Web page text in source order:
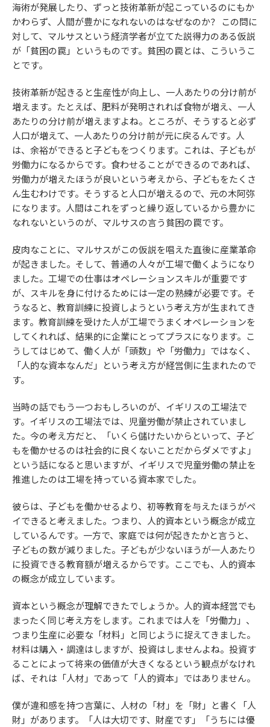
海術が発展したり、ずっと技術革新が起こっているのにもか
かわらず、人間が豊かになれないのはなぜなのか？ この問に
対して、マルサスという経済学者が立てた説得力のある仮説
が「貧困の罠」というものです。貧困の罠とは、こういうこ
とです。
技術革新が起きると生産性が向上し、一人あたりの分け前が
増えます。たとえば、肥料が発明されれば食物が増え、一人
あたりの分け前が増えますよね。ところが、そうすると必ず
人口が増えて、一人あたりの分け前が元に戻るんです。人
は、余裕ができると子どもをつくります。これは、子どもが
労働力になるからです。食わせることができるのであれば、
労働力が増えたほうが良いという考えから、子どもをたくさ
ん生むわけです。そうすると人口が増えるので、元の木阿弥
になります。人間はこれをずっと繰り返しているから豊かに
なれないというのが、マルサスの言う貧困の罠です。
皮肉なことに、マルサスがこの仮説を唱えた直後に産業革命
が起きました。そして、普通の人々が工場で働くようになり
ました。工場での仕事はオペレーションスキルが重要です
が、スキルを身に付けるためには一定の熟練が必要です。そ
うなると、教育訓練に投資しようという考え方が生まれてき
ます。教育訓練を受けた人が工場でうまくオペレーションを
してくれれば、結果的に企業にとってプラスになります。こ
うしてはじめて、働く人が「頭数」や「労働力」ではなく、
「人的な資本なんだ」という考え方が経営側に生まれたので
す。
当時の話でもう一つおもしろいのが、イギリスの工場法で
す。イギリスの工場法では、児童労働が禁止されていまし
た。今の考え方だと、「いくら儲けたいからといって、子ど
もを働かせるのは社会的に良くないことだからダメですよ」
という話になると思いますが、イギリスで児童労働の禁止を
推進したのは工場を持っている資本家でした。
彼らは、子どもを働かせるより、初等教育を与えたほうがペ
イできると考えました。つまり、人的資本という概念が成立
しているんです。一方で、家庭では何が起きたかと言うと、
子どもの数が減りました。子どもが少ないほうが一人あたり
に投資できる教育額が増えるからです。ここでも、人的資本
の概念が成立しています。
資本という概念が理解できたでしょうか。人的資本経営でも
まったく同じ考え方をします。これまでは人を「労働力」、
つまり生産に必要な「材料」と同じように捉えてきました。
材料は購入・調達はしますが、投資はしませんよね。投資す
ることによって将来の価値が大きくなるという観点がなけれ
ば、それは「人材」であって「人的資本」ではありません。
僕が違和感を持つ言葉に、人材の「材」を「財」と書く「人
財」があります。「人は大切です、財産です」「うちには優